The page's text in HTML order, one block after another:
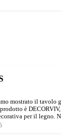
mostrato il tavolo
è
per il legno.